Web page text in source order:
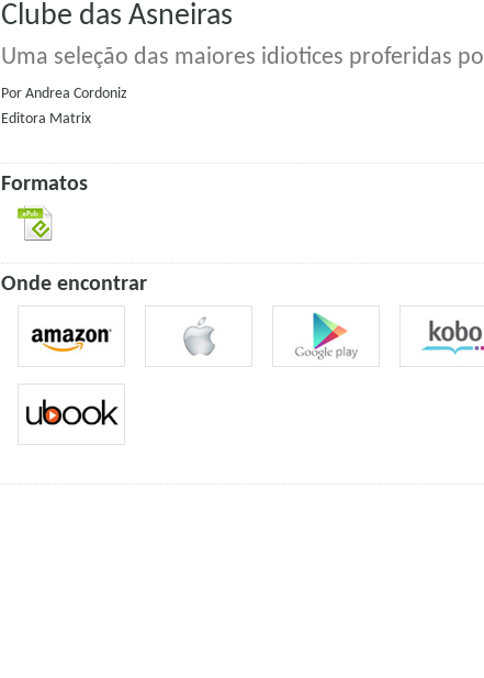
Clube das Asneiras
Uma seleção das maiores idiotices proferidas
Por Andrea Cordoniz
Editora Matrix
Formatos
Onde encontrar